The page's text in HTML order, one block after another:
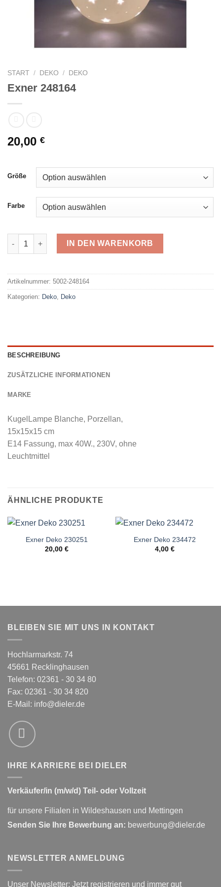
START / DEKO / DEKO
Exner 248164
20,00 €
Größe
Farbe
Exner 248164 Menge
IN DEN WARENKORB
Artikelnummer: 5002-248164
Kategorien: Deko Deko
BESCHREIBUNG
ZUSÄTZLICHE INFORMATIONEN
MARKE
KugelLampe Blanche, Porzellan,
15x15x15 cm
E14 Fassung, max 40W., 230V, ohne
Leuchtmittel
ÄHNLICHE PRODUKTE
Exner Deko 230251
20,00 €
Exner Deko 234472
4,00 €
BLEIBEN SIE MIT UNS IN KONTAKT
Hochlarmarkstr. 74
45661 Recklinghausen
Telefon: 02361 - 30 34 80
Fax: 02361 - 30 34 820
E-Mail: info@dieler.de
IHRE KARRIERE BEI DIELER
Verkäufer/in (m/w/d) Teil- oder Vollzeit
für unsere Filialen in Wildeshausen und Mettingen
Senden Sie Ihre Bewerbung an: bewerbung@dieler.de
NEWSLETTER ANMELDUNG
Unser Newsletter: Jetzt registrieren und immer gut